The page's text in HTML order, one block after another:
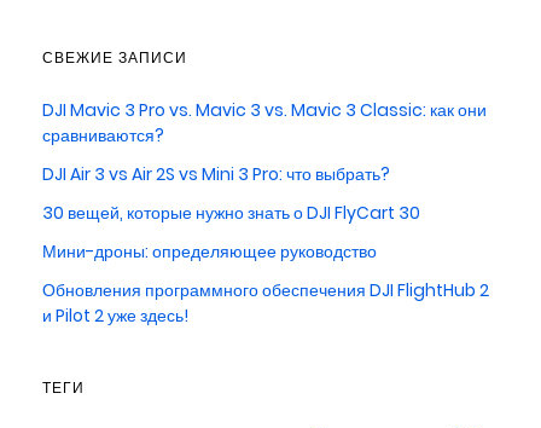
СВЕЖИЕ ЗАПИСИ
DJI Mavic 3 Pro vs. Mavic 3 vs. Mavic 3 Classic: как они
сравниваются?
DJI Air 3 vs Air 2S vs Mini 3 Pro: что выбрать?
30 вещей, которые нужно знать о DJI FlyCart 30
Мини-дроны: определяющее руководство
Обновления программного обеспечения DJI FlightHub 2
и Pilot 2 уже здесь!
ТЕГИ